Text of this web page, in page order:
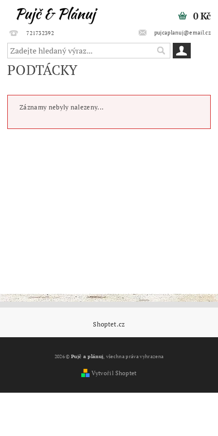
721732392 pujcaplanuj@email.cz
0 Kč
PODTÁCKY
Záznamy nebyly nalezeny...
Shoptet.cz
2026 ©Pujč a plánuj, všechna práva vyhrazena
Vytvořil Shoptet